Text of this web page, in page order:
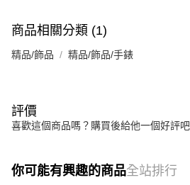
商品相關分類 (1)
精品/飾品 精品/飾品/手錶
評價
喜歡這個商品嗎？購買後給他一個好評吧
你可能有興趣的商品全站排行